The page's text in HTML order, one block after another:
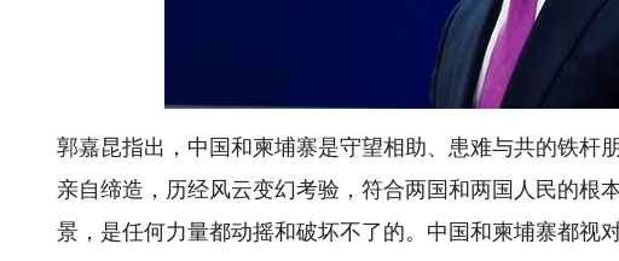
郭嘉昆指出，中国和柬埔寨是守望相助、患难与共的铁杆
亲自缔造，历经风云变幻考验，符合两国和两国人民的根
景，是任何力量都动摇和破坏不了的。中国和柬埔寨都视